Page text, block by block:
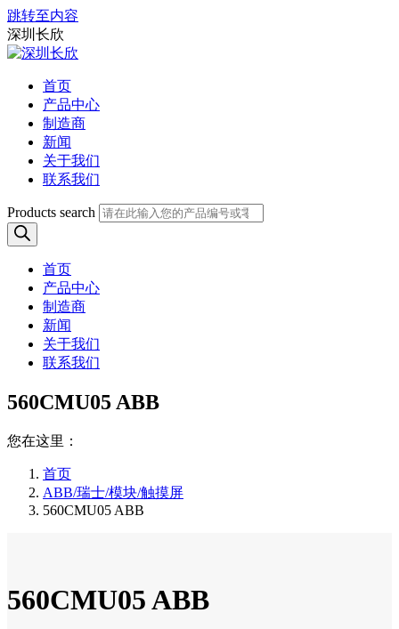
跳转至内容
深圳长欣
首页
产品中心
制造商
新闻
关于我们
联系我们
Products search
首页
产品中心
制造商
新闻
关于我们
联系我们
560CMU05 ABB
您在这里：
首页
ABB/瑞士/模块/触摸屏
560CMU05 ABB
560CMU05 ABB